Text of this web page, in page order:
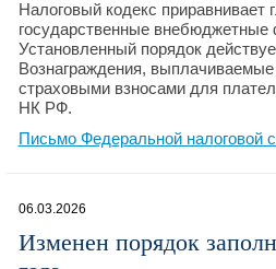
Налоговый кодекс
государственные
Установленный порядок
Вознаграждения,
страховыми взносами для
НК РФ.
Письмо Федеральной
06.03.2026
Изменен порядок